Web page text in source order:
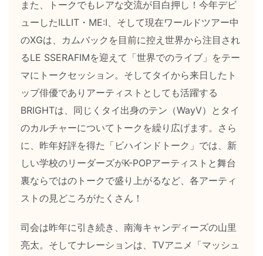
また、トークでもレアな交流が目白押し！今年デビ
ューしたILLIT・ME:I、そして現在ワールドツアー中
のXGは、カムバックを目前に控え世界から注目され
るLE SSERAFIMを迎えて「世界でのライブ」をテー
マにトークセッション。そしてタイから来日したト
ップ俳優でありアーティストとしても活躍する
BRIGHTは、同じくタイ出身のテン（WayV）とタイ
のカルチャーについてトークを繰り広げます。さら
に、昨年好評を得た「ビハインドトーク」では、新
しい学校のリーダーズがK-POPアーティストと舞台
裏ならではのトークで盛り上がるなど、各アーティ
ストの見どころがたくさん！
司会は昨年に引き続き、南海キャンディーズの山里
亮太。そしてナレーションは、TVアニメ「マッシュ